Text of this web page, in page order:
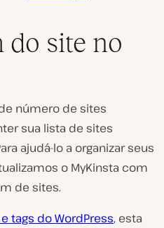
do site no
número de sites
sua lista de sites
ajudá-lo a organizar seus
o MyKinsta com
de sites.
tags do WordPress, esta